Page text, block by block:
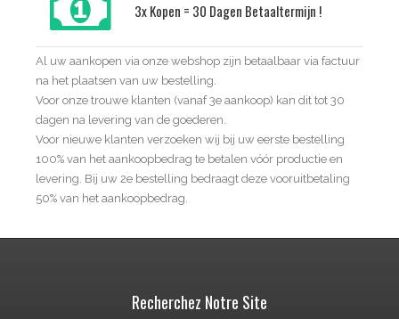
3x Kopen = 30 Dagen Betaaltermijn !
Al uw aankopen via onze webshop zijn betaalbaar via factuur
na het plaatsen van uw bestelling.
Voor onze trouwe klanten (vanaf 3e aankoop) kan dit tot 30
dagen na levering van de goederen.
Voor nieuwe klanten verzoeken wij bij uw eerste bestelling
100% van het aankoopbedrag te betalen vóór productie en
levering. Bij uw 2e bestelling bedraagt deze vooruitbetaling
50% van het aankoopbedrag.
Recherchez Notre Site